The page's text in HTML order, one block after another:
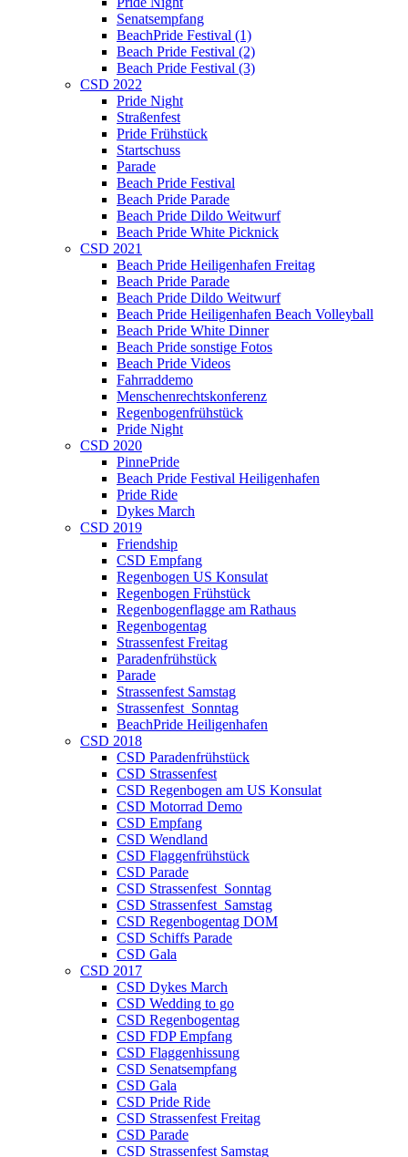
Senatsempfang
BeachPride Festival (1)
Beach Pride Festival (2)
Beach Pride Festival (3)
CSD 2022
Pride Night
Straßenfest
Pride Frühstück
Startschuss
Parade
Beach Pride Festival
Beach Pride Parade
Beach Pride Dildo Weitwurf
Beach Pride White Picknick
CSD 2021
Beach Pride Heiligenhafen Freitag
Beach Pride Parade
Beach Pride Dildo Weitwurf
Beach Pride Heiligenhafen Beach Volleyball
Beach Pride White Dinner
Beach Pride sonstige Fotos
Beach Pride Videos
Fahrraddemo
Menschenrechtskonferenz
Regenbogenfrühstück
Pride Night
CSD 2020
PinnePride
Beach Pride Festival Heiligenhafen
Pride Ride
Dykes March
CSD 2019
Friendship
CSD Empfang
Regenbogen US Konsulat
Regenbogen Frühstück
Regenbogenflagge am Rathaus
Regenbogentag
Strassenfest Freitag
Paradenfrühstück
Parade
Strassenfest Samstag
Strassenfest_Sonntag
BeachPride Heiligenhafen
CSD 2018
CSD Paradenfrühstück
CSD Strassenfest
CSD Regenbogen am US Konsulat
CSD Motorrad Demo
CSD Empfang
CSD Wendland
CSD Flaggenfrühstück
CSD Parade
CSD Strassenfest_Sonntag
CSD Strassenfest_Samstag
CSD Regenbogentag DOM
CSD Schiffs Parade
CSD Gala
CSD 2017
CSD Dykes March
CSD Wedding to go
CSD Regenbogentag
CSD FDP Empfang
CSD Flaggenhissung
CSD Senatsempfang
CSD Gala
CSD Pride Ride
CSD Strassenfest Freitag
CSD Parade
CSD Strassenfest Samstag